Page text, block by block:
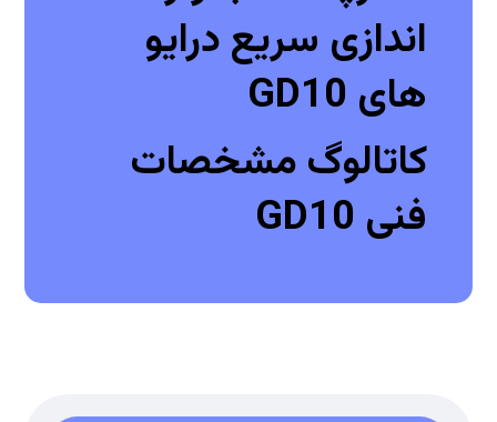
اندازی سریع درایو
های GD10
کاتالوگ مشخصات
فنی GD10